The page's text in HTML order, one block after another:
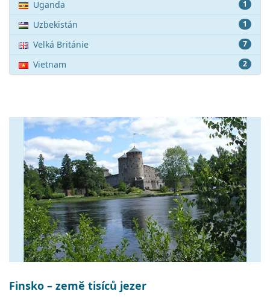
1
Uganda
1
Uzbekistán
7
Velká Británie
2
Vietnam
Finsko – země tisíců jezer